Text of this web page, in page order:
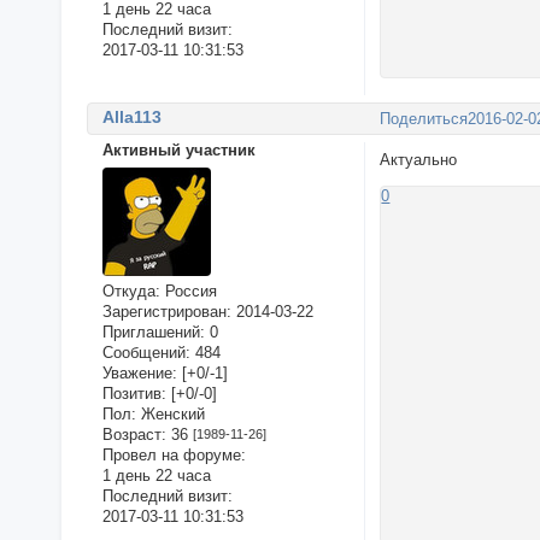
1 день 22 часа
Последний визит:
2017-03-11 10:31:53
Поделиться2016-02-
Alla113
Активный участник
Откуда: Россия
Зарегистрирован: 2014-03-22
Приглашений: 0
Сообщений: 484
Уважение: [+0/-1]
Позитив: [+0/-0]
Пол: Женский
Возраст: 36 [1989-11-26]
Провел на форуме:
1 день 22 часа
Последний визит:
2017-03-11 10:31:53
Актуально
0